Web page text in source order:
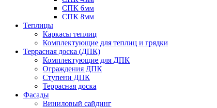
СПК 6мм
СПК 8мм
Теплицы
Каркасы теплиц
Комплектующие для теплиц и грядки
Террасная доска (ДПК)
Комплектующие для ДПК
Ограждения ДПК
Ступени ДПК
Террасная доска
Фасады
Виниловый сайдинг